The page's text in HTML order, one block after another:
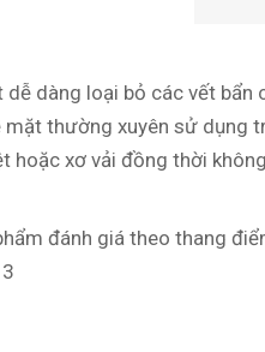
dễ dàng loại bỏ các vết
mặt thường xuyên sử dụng
hoặc xơ vải đồng thời
đánh giá theo thang